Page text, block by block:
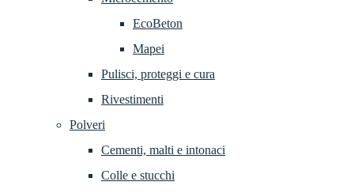
EcoBeton
Mapei
Pulisci, proteggi e cura
Rivestimenti
Polveri
Cementi, malti e intonaci
Colle e stucchi